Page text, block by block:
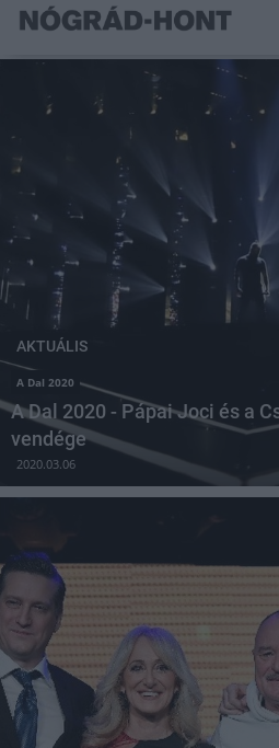
AKTUÁLIS
A Dal 2020
A Dal 2020 - Pápai Joci és a
vendége
2020.03.06